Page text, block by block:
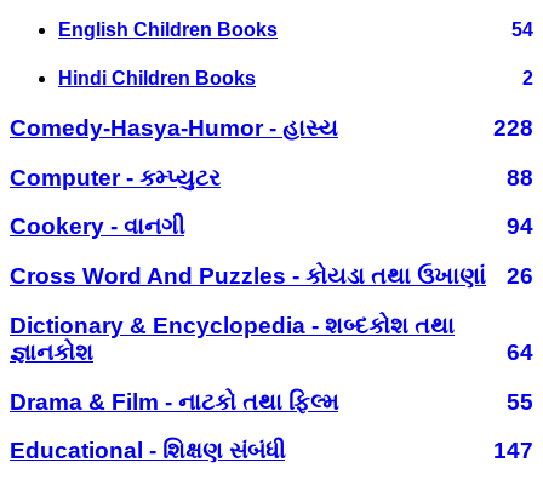
English Children Books 54
Hindi Children Books 2
Comedy-Hasya-Humor - હાસ્ય
228
Computer - કમ્પ્યુટર
88
Cookery - વાનગી
94
Cross Word And Puzzles - કોયડા તથા ઉખાણાં
26
Dictionary & Encyclopedia - શબ્દકોશ તથા
જ્ઞાનકોશ
64
Drama & Film - નાટકો તથા ફિલ્મ
55
Educational - શિક્ષણ સંબંધી
147